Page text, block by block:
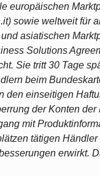
europäischen
sowie weltweit für
asiatischen
Solutions
Sie tritt 30 Tage
beim
den einseitigen
der Konten der
mit
tätigen
erwirkt.